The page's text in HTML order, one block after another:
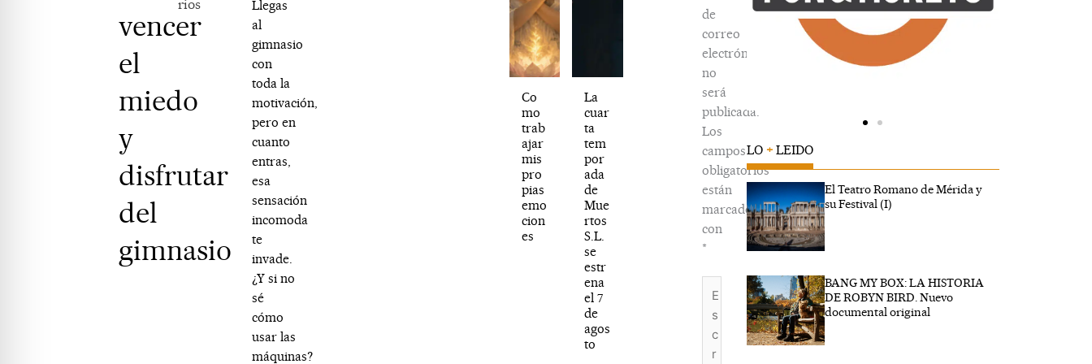
vencer
el
miedo
y
disfrutar
del
gimnasio
rios
Llegas
al
gimnasio
con
toda la
motivación,
pero en
cuanto
entras,
esa
sensación
incomoda
te
invade.
¿Y si no
sé
cómo
usar las
máquinas?
Co
mo
trab
ajar
mis
pro
pias
emo
cion
es
La
cuar
ta
tem
por
ada
de
Mue
rtos
S.L.
se
estr
ena
el 7
de
agos
to
de
correo
electrónico
no
será
publicada.
Los
campos
obligatorios
están
marcados
con
*
aquí...
LO +LEIDO
El Teatro Romano de Mérida y
su Festival (I)
BANG MY BOX: LA HISTORIA
DE ROBYN BIRD. Nuevo
documental original